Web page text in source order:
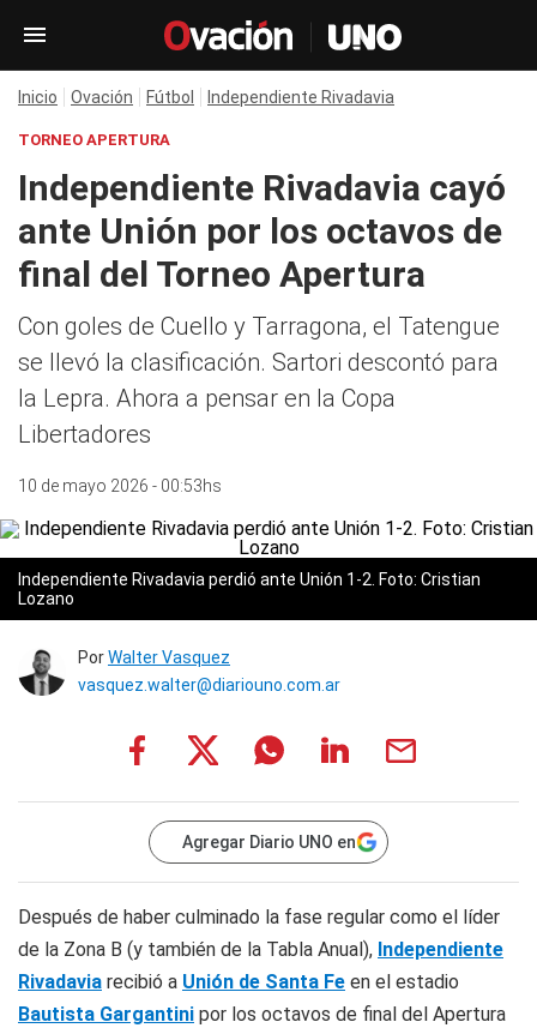
Inicio Ovación Fútbol Independiente Rivadavia
TORNEO APERTURA
Independiente Rivadavia cayó
ante Unión por los octavos de
final del Torneo Apertura
Con goles de Cuello y Tarragona, el Tatengue
se llevó la clasificación. Sartori descontó para
la Lepra. Ahora a pensar en la Copa
Libertadores
10 de mayo 2026 - 00:53hs
Independiente Rivadavia perdió ante Unión 1-2. Foto: Cristian
Lozano
PorWalter Vasquez
vasquez.walter@diariouno.com.ar
Agregar Diario UNO en
Después de haber culminado la fase regular como el líder
de la Zona B (y también de la Tabla Anual), Independiente
Rivadavia recibió a Unión de Santa Fe en el estadio
Bautista Gargantini por los octavos de final del Apertura